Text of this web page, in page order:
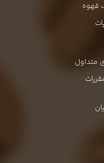
قهوه
متداول